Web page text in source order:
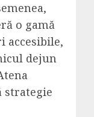
o gamă
accesibile,
dejun
strategie